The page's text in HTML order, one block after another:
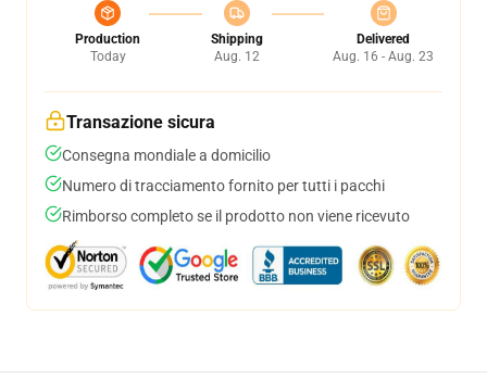
Production
Today
Shipping
Aug. 12
Delivered
Aug. 16 - Aug. 23
Transazione sicura
Consegna mondiale a domicilio
Numero di tracciamento fornito per tutti i pacchi
Rimborso completo se il prodotto non viene ricevuto